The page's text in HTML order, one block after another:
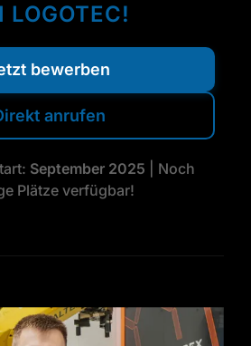
LOGOTEC!
bewerben
anrufen
September 2025 | Noch
Plätze verfügbar!